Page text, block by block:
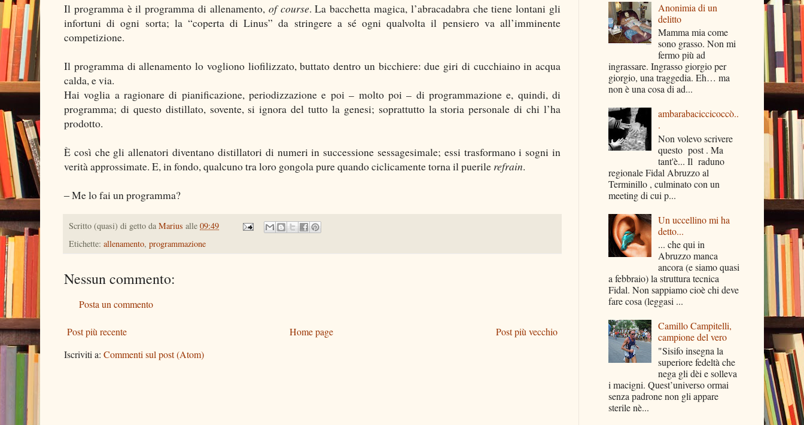
Il programma è il programma di allenamento, of course. La bacchetta magica, l’abracadabra che tiene lontani gli
infortuni di ogni sorta; la “coperta di Linus” da stringere a sé ogni qualvolta il pensiero va all’imminente
competizione.
Il programma di allenamento lo vogliono liofilizzato, buttato dentro un bicchiere: due giri di cucchiaino in acqua
calda, e via.
Hai voglia a ragionare di pianificazione, periodizzazione e poi – molto poi – di programmazione e, quindi, di
programma; di questo distillato, sovente, si ignora del tutto la genesi; soprattutto la storia personale di chi l’ha
prodotto.
È così che gli allenatori diventano distillatori di numeri in successione sessagesimale; essi trasformano i sogni in
verità approssimate. E, in fondo, qualcuno tra loro gongola pure quando ciclicamente torna il puerile refrain.
‒ Me lo fai un programma?
Scritto (quasi) di getto da Marius alle 09:49
Etichette: allenamento, programmazione
Nessun commento:
Posta un commento
Post più recente Post più vecchio
Home page
Iscriviti a: Commenti sul post (Atom)
Anonimia di un
delitto
Mamma mia come
sono grasso. Non mi
fermo più ad
ingrassare. Ingrasso giorgio per
giorgio, una traggedia. Eh… ma
non è una cosa di ad...
ambarabaciccicoccò..
.
Non volevo scrivere
questo post . Ma
tant'è... Il raduno
regionale Fidal Abruzzo al
Terminillo , culminato con un
meeting di cui p...
Un uccellino mi ha
detto...
... che qui in
Abruzzo manca
ancora (e siamo quasi
a febbraio) la struttura tecnica
Fidal. Non sappiamo cioè chi deve
fare cosa (leggasi ...
Camillo Campitelli,
campione del vero
"Sisifo insegna la
superiore fedeltà che
nega gli dèi e solleva
i macigni. Quest’universo ormai
senza padrone non gli appare
sterile nè...